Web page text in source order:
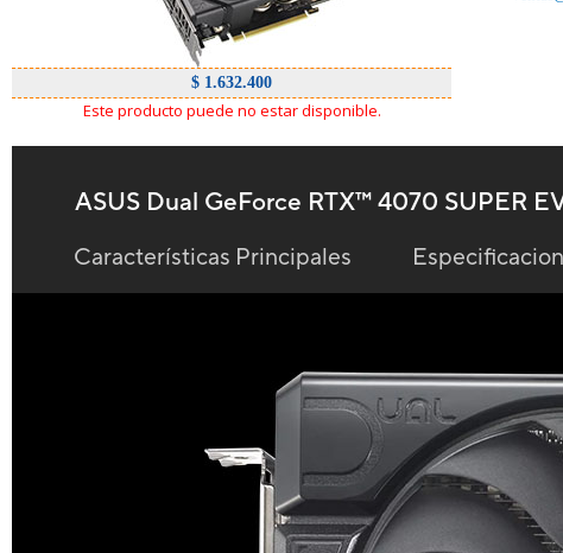
$ 1.632.400
Este producto puede no estar disponible.
ASUS Dual GeForce RTX™ 4070 SUPER
Características Principales